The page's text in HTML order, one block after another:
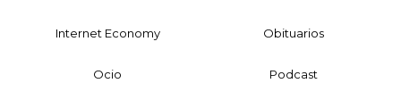
Internet Economy Obituarios
Ocio Podcast